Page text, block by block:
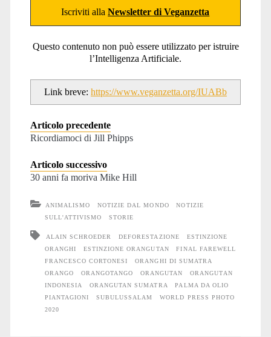
Iscriviti allaNewsletter di Veganzetta
Questo contenuto non può essere utilizzato per istruire
l’Intelligenza Artificiale.
Link breve: https://www.veganzetta.org/IUABb
Articolo precedente
Ricordiamoci di Jill Phipps
Articolo successivo
30 anni fa moriva Mike Hill
ANIMALISMO NOTIZIE DAL MONDO
NOTIZIE
SULL'ATTIVISMO
STORIE
ALAIN SCHROEDER DEFORESTAZIONE
ESTINZIONE
ORANGHI
ESTINZIONE ORANGUTAN
FINAL FAREWELL
FRANCESCO CORTONESI
ORANGHI DI SUMATRA
ORANGO
ORANGOTANGO ORANGUTAN
ORANGUTAN
INDONESIA
ORANGUTAN SUMATRA
PALMA DA OLIO
PIANTAGIONI
SUBULUSSALAM
WORLD PRESS PHOTO
2020